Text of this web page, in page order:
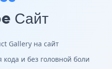
Сайт
Gallery на сайт
и без головной боли